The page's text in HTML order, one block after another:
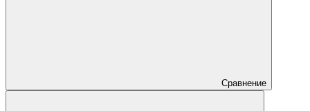
Сравнение